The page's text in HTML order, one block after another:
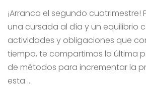
¡Arranca el segundo cuatrimestre!
una cursada al día y un equilibrio
actividades y obligaciones que
tiempo, te compartimos la última
de métodos para incrementar la
esta …